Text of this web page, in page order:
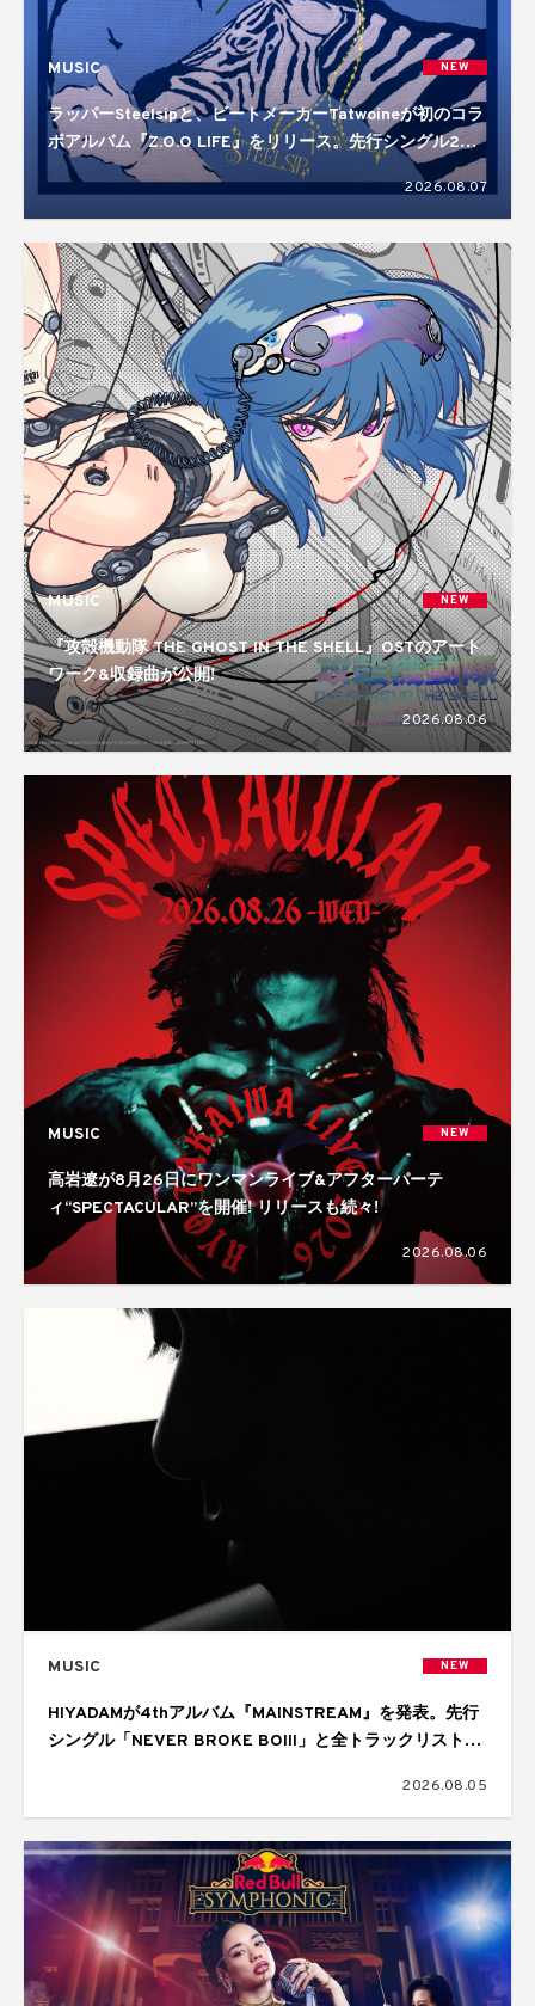
MUSIC NEW
ラッパーSteelsipと、ビートメーカーTatwoineが初のコラ
ボアルバム『Z.O.O LIFE』をリリース。先行シングル2曲
を含む10曲入り
2026.08.07
MUSIC NEW
『攻殻機動隊 THE GHOST IN THE SHELL』OSTのアート
ワーク&収録曲が公開!
2026.08.06
MUSIC NEW
高岩遼が8月26日にワンマンライブ&アフターパーテ
ィ“SPECTACULAR”を開催! リリースも続々!
2026.08.06
MUSIC NEW
HIYADAMが4thアルバム『MAINSTREAM』を発表。先行
シングル「NEVER BROKE BOIII」と全トラックリストを
2026.08.05